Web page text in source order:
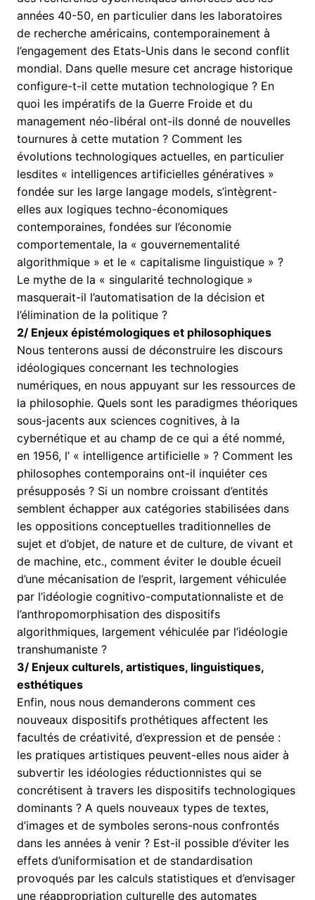
années 40-50, en particulier dans les laboratoires
de recherche américains, contemporainement à
l’engagement des Etats-Unis dans le second conflit
mondial. Dans quelle mesure cet ancrage historique
configure-t-il cette mutation technologique ? En
quoi les impératifs de la Guerre Froide et du
management néo-libéral ont-ils donné de nouvelles
tournures à cette mutation ? Comment les
évolutions technologiques actuelles, en particulier
lesdites « intelligences artificielles génératives »
fondée sur les large langage models, s’intègrent-
elles aux logiques techno-économiques
contemporaines, fondées sur l’économie
comportementale, la « gouvernementalité
algorithmique » et le « capitalisme linguistique » ?
Le mythe de la « singularité technologique »
masquerait-il l’automatisation de la décision et
l’élimination de la politique ?
2/ Enjeux épistémologiques et philosophiques
Nous tenterons aussi de déconstruire les discours
idéologiques concernant les technologies
numériques, en nous appuyant sur les ressources de
la philosophie. Quels sont les paradigmes théoriques
sous-jacents aux sciences cognitives, à la
cybernétique et au champ de ce qui a été nommé,
en 1956, l’ « intelligence artificielle » ? Comment les
philosophes contemporains ont-il inquiéter ces
présupposés ? Si un nombre croissant d’entités
semblent échapper aux catégories stabilisées dans
les oppositions conceptuelles traditionnelles de
sujet et d’objet, de nature et de culture, de vivant et
de machine, etc., comment éviter le double écueil
d’une mécanisation de l’esprit, largement véhiculée
par l’idéologie cognitivo-computationnaliste et de
l’anthropomorphisation des dispositifs
algorithmiques, largement véhiculée par l’idéologie
transhumaniste ?
3/ Enjeux culturels, artistiques, linguistiques,
esthétiques
Enfin, nous nous demanderons comment ces
nouveaux dispositifs prothétiques affectent les
facultés de créativité, d’expression et de pensée :
les pratiques artistiques peuvent-elles nous aider à
subvertir les idéologies réductionnistes qui se
concrétisent à travers les dispositifs technologiques
dominants ? A quels nouveaux types de textes,
d’images et de symboles serons-nous confrontés
dans les années à venir ? Est-il possible d’éviter les
effets d’uniformisation et de standardisation
provoqués par les calculs statistiques et d’envisager
une réappropriation culturelle des automates